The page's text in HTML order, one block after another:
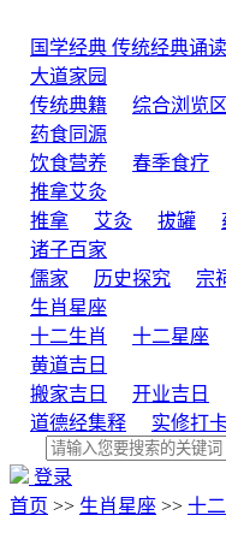
国学经典 传统经典诵读
大道家园
传统典籍
综合浏览区
药食同源
饮食营养
春季食疗
推拿艾灸
推拿
艾灸 拔罐
诸子百家
儒家
历史探究 宗
生肖星座
十二生肖
十二星座
黄道吉日
搬家吉日
开业吉日
道德经集释
实修打
登录
首页 >> 生肖星座 >> 十